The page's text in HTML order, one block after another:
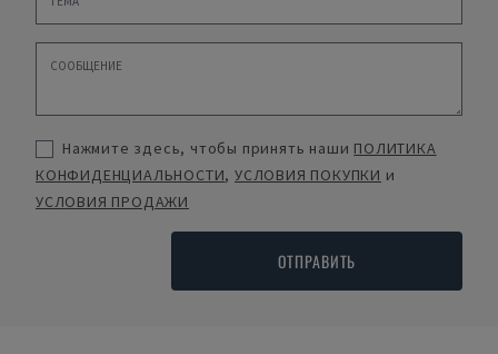
Нажмите здесь, чтобы принять наши ПОЛИТИКА
КОНФИДЕНЦИАЛЬНОСТИ,УСЛОВИЯ ПОКУПКИ и
УСЛОВИЯ ПРОДАЖИ
ОТПРАВИТЬ